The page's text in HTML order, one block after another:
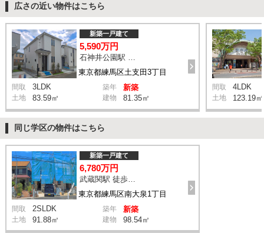
広さの近い物件はこちら
東京都練馬区土支田3丁目
新築一戸建て
5,590万円
石神井公園駅 橋戸小学校 バス15分 停歩4分
間取 3LDK 築年 新築
土地 83.59㎡ 建物 81.35㎡
間取 4LDK
土地 123.19㎡
同じ学区の物件はこちら
東京都練馬区南大泉1丁目
新築一戸建て
6,780万円
間取 2SLDK 築年 新築
土地 91.88㎡ 建物 98.54㎡